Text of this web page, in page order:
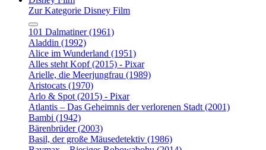
Zur Kategorie Disney Film
101 Dalmatiner (1961)
Aladdin (1992)
Alice im Wunderland (1951)
Alles steht Kopf (2015) - Pixar
Arielle, die Meerjungfrau (1989)
Aristocats (1970)
Arlo & Spot (2015) - Pixar
Atlantis – Das Geheimnis der verlorenen Stadt (2001)
Bambi (1942)
Bärenbrüder (2003)
Basil, der große Mäusedetektiv (1986)